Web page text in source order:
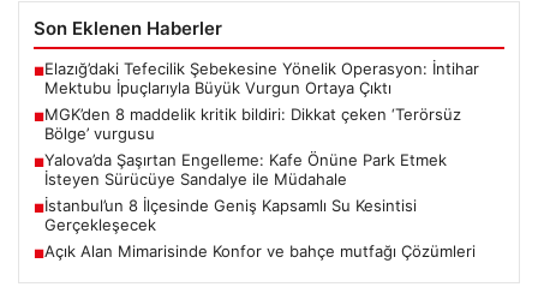
Son Eklenen Haberler
■Elazığ’daki Tefecilik Şebekesine Yönelik Operasyon: İntihar
Mektubu İpuçlarıyla Büyük Vurgun Ortaya Çıktı
■MGK’den 8 maddelik kritik bildiri: Dikkat çeken ‘Terörsüz
Bölge’ vurgusu
■Yalova’da Şaşırtan Engelleme: Kafe Önüne Park Etmek
İsteyen Sürücüye Sandalye ile Müdahale
■İstanbul’un 8 İlçesinde Geniş Kapsamlı Su Kesintisi
Gerçekleşecek
■Açık Alan Mimarisinde Konfor ve bahçe mutfağı Çözümleri